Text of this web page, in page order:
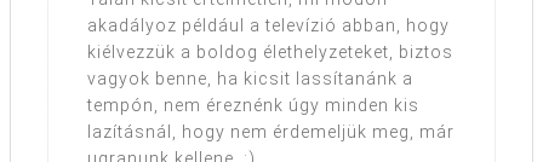
akadályoz például a televízió abban, hogy
kiélvezzük a boldog élethelyzeteket, biztos
vagyok benne, ha kicsit lassítanánk a
tempón, nem éreznénk úgy minden kis
lazításnál, hogy nem érdemeljük meg, már